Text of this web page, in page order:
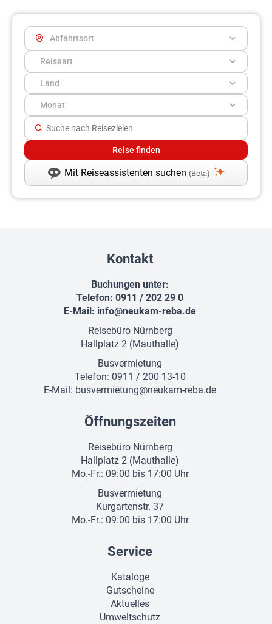
Mit Reiseassistenten suchen (Beta)
Kontakt
Buchungen unter:
Telefon: 0911 / 202 29 0
E-Mail: info@neukam-reba.de
Reisebüro Nürnberg
Hallplatz 2 (Mauthalle)
Busvermietung
Telefon: 0911 / 200 13-10
E-Mail: busvermietung@neukam-reba.de
Öffnungszeiten
Reisebüro Nürnberg
Hallplatz 2 (Mauthalle)
Mo.-Fr.: 09:00 bis 17:00 Uhr
Busvermietung
Kurgartenstr. 37
Mo.-Fr.: 09:00 bis 17:00 Uhr
Service
Kataloge
Gutscheine
Aktuelles
Umweltschutz